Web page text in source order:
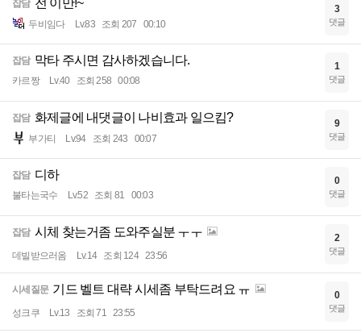
잡담 전 이만!~
두비임다 Lv.83 조회 207 00:10
3
댓글
잡담 막타 주시면 감사하겠습니다.
카르짱 Lv.40 조회 258 00:08
1
댓글
잡담 화제글에 내댓글이 나비효과 일으킴?
부가티 Lv.94 조회 243 00:07
9
댓글
잡담 디하
불타는국수 Lv.52 조회 81 00:03
0
댓글
잡담 시체 찾는거좀 도와주실분 ㅜㅜ
데빌받으러옴 Lv.14 조회 124 23:56
2
댓글
시세질문 기드 벨트 대략 시세좀 부탁드려요 ㅠ
성크쿠 Lv.13 조회 71 23:55
0
댓글